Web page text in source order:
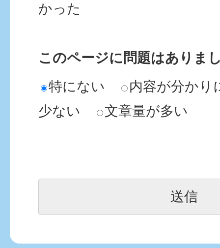
かった
このページに問題はありま
特にない
内容が分かり
少ない
文章量が多い